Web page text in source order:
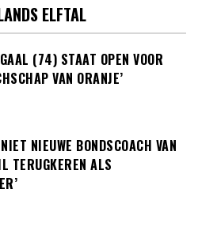
ELFTAL
(74) STAAT OPEN VOOR
VAN ORANJE’
NIEUWE BONDSCOACH VAN
TERUGKEREN ALS